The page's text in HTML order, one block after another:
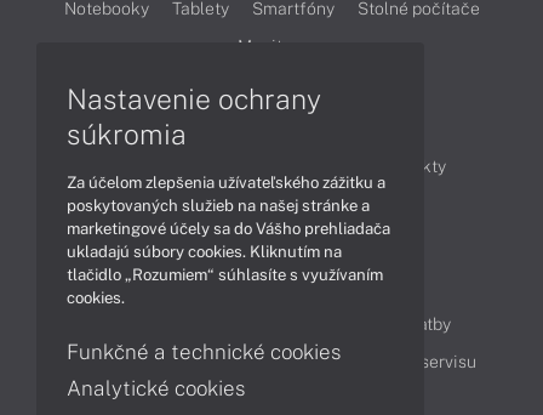
Notebooky Tablety Smartfóny
Stolné počítače
Monitory
Produkty
Technológie
Videá
Obsah
Možnosti doručenia a platby
Podpora a servis
Servisné služby Cenník servisu
Nastavenie ochrany
súkromia
Za účelom zlepšenia užívateľského zážitku a
poskytovaných služieb na našej stránke a
marketingové účely sa do Vášho prehliadača
ukladajú súbory cookies. Kliknutím na
tlačidlo „Rozumiem“ súhlasíte s využívaním
cookies.
Funkčné a technické cookies
Analytické cookies